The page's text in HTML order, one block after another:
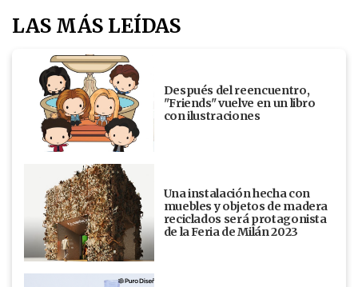
LAS MÁS LEÍDAS
Después del reencuentro,
"Friends" vuelve en un libro
con ilustraciones
Una instalación hecha con
muebles y objetos de madera
reciclados será protagonista
de la Feria de Milán 2023